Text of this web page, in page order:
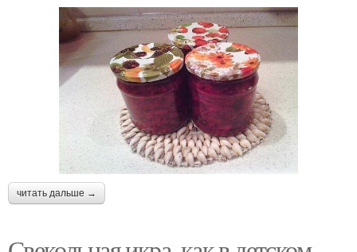
читать дальше →